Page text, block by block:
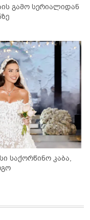
გამო სერიალიდან